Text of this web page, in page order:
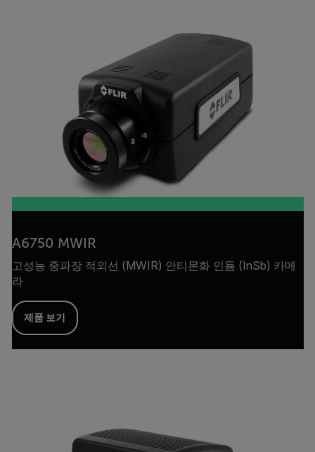
A6750 MWIR
고성능 중파장 적외선 (MWIR) 안티몬화 인듐 (InSb) 카메
라
제품 보기